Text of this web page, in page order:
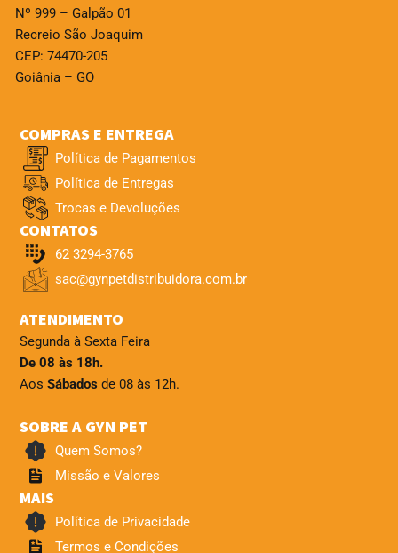
Nº 999 – Galpão 01
Recreio São Joaquim
CEP: 74470-205
Goiânia – GO
COMPRAS E ENTREGA
Política de Pagamentos
Política de Entregas
Trocas e Devoluções
CONTATOS
62 3294-3765
sac@gynpetdistribuidora.com.br
ATENDIMENTO
Segunda à Sexta Feira
De 08 às 18h.
Aos Sábados de 08 às 12h.
SOBRE A GYN PET
Quem Somos?
Missão e Valores
MAIS
Política de Privacidade
Termos e Condições